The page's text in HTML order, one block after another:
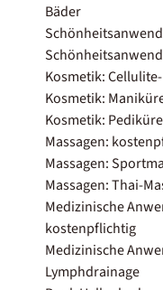
Bäder
Kosmetik:
Kosmetik:
Kosmetik: Pediküre
Massagen:
Massagen:
Massagen: Thai-
Medizinische
kostenpflichtig
Medizinische
Lymphdrainage